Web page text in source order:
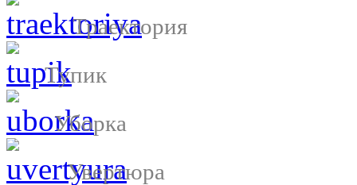
Траектория
Тупик
Уборка
Увертюра